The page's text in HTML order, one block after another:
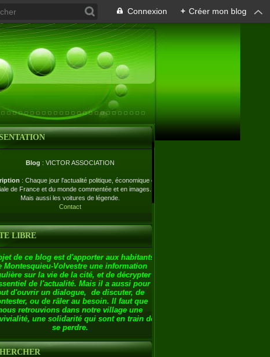
Connexion + Créer mon blog
Blog : VICTOR ASSOCIATION
: Chaque jour l'actualité politique, économique et
de France et du monde commentée et en images.
Mais aussi les voitures de légende.
Contact
LIBRE
de ce blog est d'apporter aux habitants
Montesquieu-Volvestre une information
sur la vie de la cité, et de décrypter
de l'actualité. Mais il a aussi pour
d'ouvrir un dialogue, de discuter, de
ou de râler au besoin. Il faut que
retrouvions dans notre village une
une solidarité qui sont en train de
se perdre.